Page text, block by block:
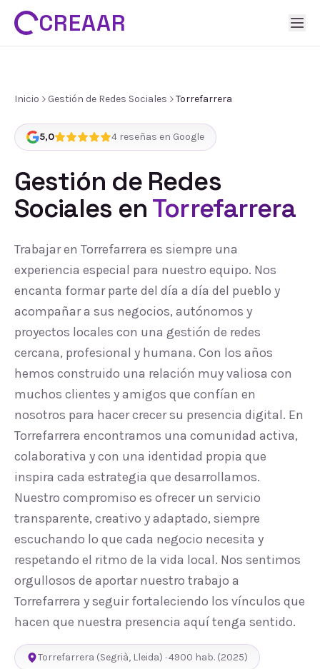
CREAAR
Inicio Gestión de Redes Sociales Torrefarrera
5,0 4 reseñas en Google
Gestión de Redes
Sociales enTorrefarrera
Trabajar en Torrefarrera es siempre una
experiencia especial para nuestro equipo. Nos
encanta formar parte del día a día del pueblo y
acompañar a sus negocios, autónomos y
proyectos locales con una gestión de redes
cercana, profesional y humana. Con los años
hemos construido una relación muy valiosa con
muchos clientes y amigos que confían en
nosotros para hacer crecer su presencia digital. En
Torrefarrera encontramos una comunidad activa,
colaborativa y con una identidad propia que
inspira cada estrategia que desarrollamos.
Nuestro compromiso es ofrecer un servicio
transparente, creativo y adaptado, siempre
escuchando lo que cada negocio necesita y
respetando el ritmo de la vida local. Nos sentimos
orgullosos de aportar nuestro trabajo a
Torrefarrera y seguir fortaleciendo los vínculos que
hacen que nuestra presencia aquí tenga sentido.
Torrefarrera (Segrià, Lleida) ·4900 hab. (2025)